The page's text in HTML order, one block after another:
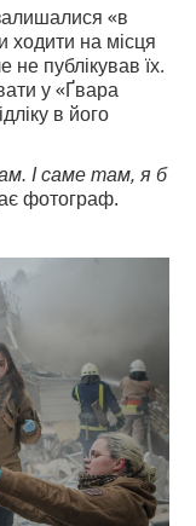
«в
ходити на місця
не публікував їх.
у «Ґвара
в його
І саме там, я б
фотограф.